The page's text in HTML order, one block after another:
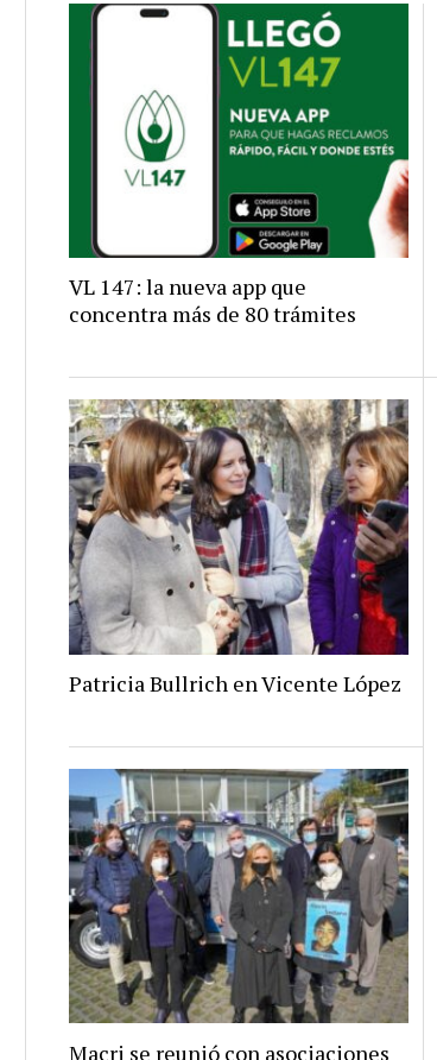
VL 147: la nueva app que
concentra más de 80 trámites
Patricia Bullrich en Vicente López
Macri se reunió con asociaciones